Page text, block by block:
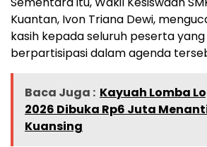
Kuantan, Ivon Triana Dewi,
kasih kepada seluruh peserta
berpartisipasi dalam agenda
Baca Juga : Kayuah Lomba
2026 Dibuka Rp6 Juta
Kuansing